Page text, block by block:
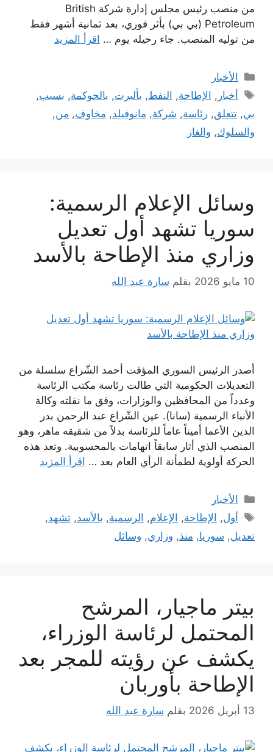
من منصب رئيس مجلس إدارة شركة British
Petroleum (بي بي) بأثر فوري، بعد ثمانية أشهر فقط
من توليه المنصب. جاء رحيله يوم … اقرأ المزيد
التصنيفات
الأخبار
الوسوم
أخبار , الإطاحة, النفط, بألبرت, بالحوكمة, بسبب,
بي, تتعلق, رئاسة, شركة, مانوفيلد, مخاوف, من,
والسلوك, والغاز
وسائل الإعلام الرسمية:
سوريا تشهد أول تعديل
وزاري منذ الإطاحة بالأسد
10 مايو 2026 بقلم سارة عبد الله
أصدر الرئيس السوري المؤقت أحمد الشّراع سلسلة من
التعديلات الحكومية التي طالت رئاسة مكتب الرئاسة
وعدداً من المحافظين والوزارات، وفق ما نقلته وكالة
الأنباء الرسمية (سانا). عين الشّراع عبد الرحمن بدر
الدين الأعما أميناً عاماً للرئاسة بدلاً من شقيقه ماهر، وهو
المنصب الذي أثار سابقاً اتهامات بالمحسوبية. وتعد هذه
الحركة أولوية لطمأنة الرأي العام بعد … اقرأ المزيد
التصنيفات
الأخبار
الوسوم
أول, الإطاحة, الإعلام, الرسمية, بالأسد,تشهد,
تعديل, سوريا, منذ, وزاري, وسائل
بيتر ماجيار، المرشح
المحتمل لرئاسة الوزراء،
يكشف عن رؤيته للمجر بعد
الإطاحة بأوربان
13 أبريل 2026 بقلم سارة عبد الله